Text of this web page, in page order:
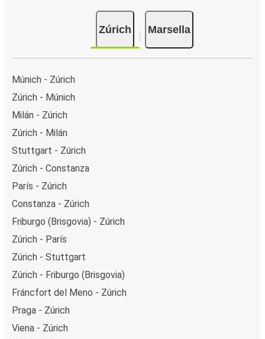
Zúrich Marsella
Múnich - Zúrich
Zúrich - Múnich
Milán - Zúrich
Zúrich - Milán
Stuttgart - Zúrich
Zúrich - Constanza
París - Zúrich
Constanza - Zúrich
Friburgo (Brisgovia) - Zúrich
Zúrich - París
Zúrich - Stuttgart
Zúrich - Friburgo (Brisgovia)
Fráncfort del Meno - Zúrich
Praga - Zúrich
Viena - Zúrich